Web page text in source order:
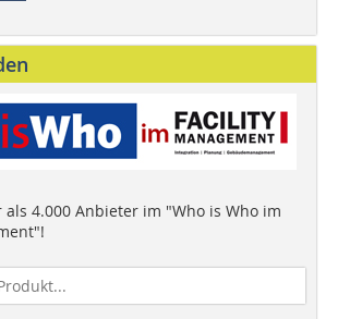
als 4.000 Anbieter im "Who is Who im